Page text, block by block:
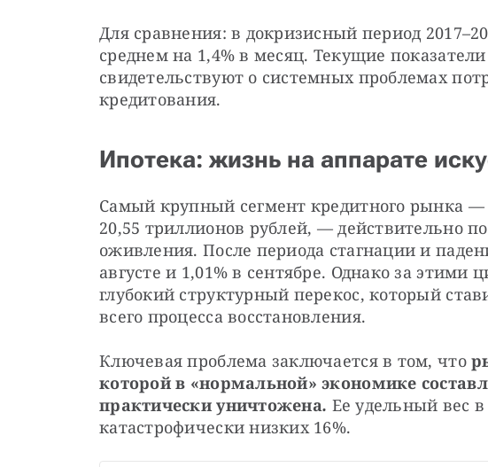
Для сравнения: в докризисный период
среднем на 1,4% в месяц. Текущие
свидетельствуют о системных проблемах
кредитования.
Ипотека: жизнь на аппарате
Самый крупный сегмент кредитного рынка
20,55 триллионов рублей, — действительно
оживления. После периода стагнации и
августе и 1,01% в сентябре. Однако за этими
глубокий структурный перекос, который
всего процесса восстановления.
Ключевая проблема заключается в том, что
которой в «нормальной» экономике
практически уничтожена. Ее удельный вес
катастрофически низких 16%.